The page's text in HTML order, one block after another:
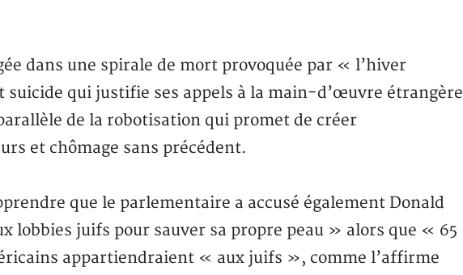
dans une spirale de mort provoquée par « l’hiver
qui justifie ses appels à la main-d’œuvre étrangère
de la robotisation qui promet de créer
et chômage sans précédent.
que le parlementaire a accusé également Donald
lobbies juifs pour sauver sa propre peau » alors que « 65
appartiendraient « aux juifs », comme l’affirme